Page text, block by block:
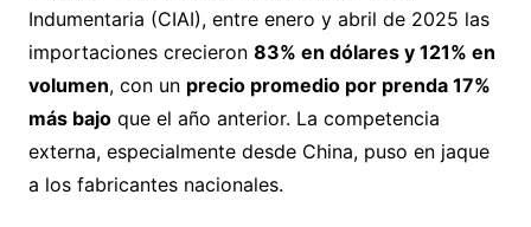
Indumentaria (CIAI), entre enero y abril de 2025 las
importaciones crecieron 83% en dólares y 121% en
volumen, con un precio promedio por prenda 17%
más bajoque el año anterior. La competencia
externa, especialmente desde China, puso en jaque
a los fabricantes nacionales.